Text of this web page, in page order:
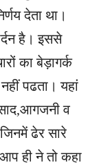
देता था।
है। इससे
का बेड़ागर्क
पढता। यहां
व
ढेर सारे
ही ने तो कहा